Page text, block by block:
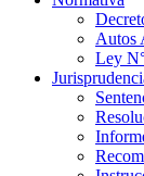
Autos
Ley